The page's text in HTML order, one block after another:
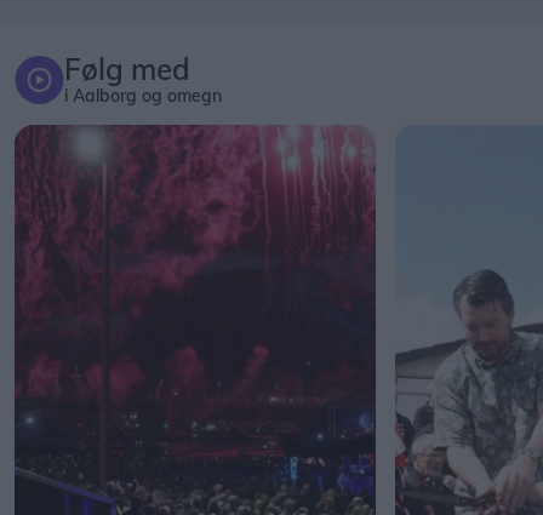
Følg med
i Aalborg og omegn